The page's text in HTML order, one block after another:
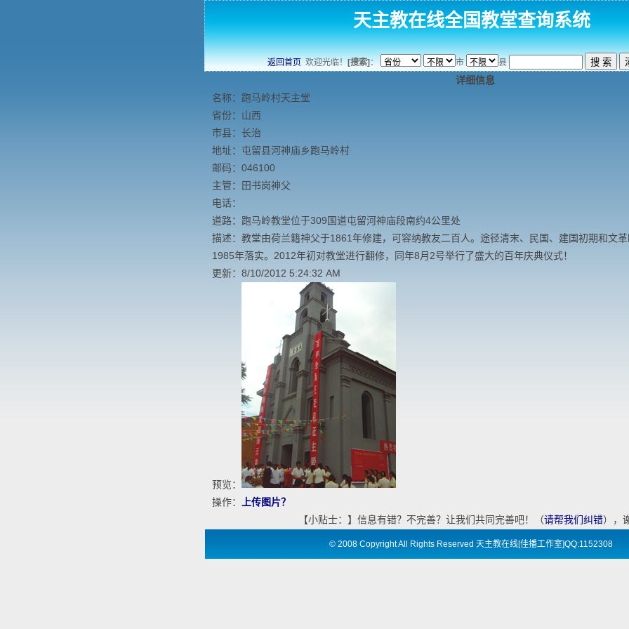
天主教在线全国教堂查询系统
返回首页欢迎光临！[搜索]： 市 县
详细信息
名称：跑马岭村天主堂
省份：山西
市县：长治
地址：屯留县河神庙乡跑马岭村
邮码：046100
主管：田书岗神父
电话：
道路：跑马岭教堂位于309国道屯留河神庙段南约4公里处
描述：教堂由荷兰籍神父于1861年修建，可容纳教友二百人。途径清末、民国、建国初期和文
1985年落实。2012年初对教堂进行翻修，同年8月2号举行了盛大的百年庆典仪式！
更新：8/10/2012 5:24:32 AM
预览：
操作：
上传图片？
【小贴士：】信息有错？不完善？让我们共同完善吧！（请帮我们纠错），
©2008 Copyright All Rights Reserved 天主教在线[佳播工作室]QQ:1152308